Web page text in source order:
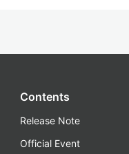
Contents
Release Note
Official Event